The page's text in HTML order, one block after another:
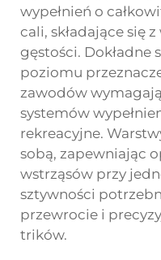
wypełnień o
cali, składające się
gęstości. Dokładne
poziomu
zawodów
systemów
rekreacyjne.
sobą, zapewniając
wstrząsów przy
sztywności
przewrocie i
trików.